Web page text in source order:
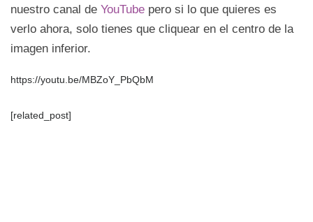
nuestro canal de YouTube pero si lo que quieres es
verlo ahora, solo tienes que cliquear en el centro de la
imagen inferior.
https://youtu.be/MBZoY_PbQbM
[related_post]